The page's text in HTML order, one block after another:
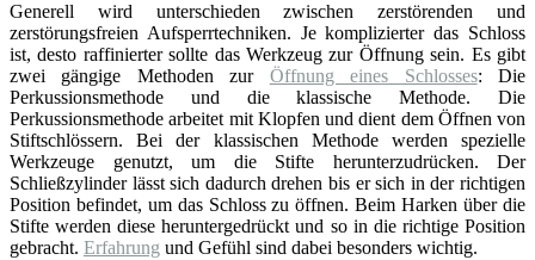
Generell wird unterschieden zwischen zerstörenden und
zerstörungsfreien Aufsperrtechniken. Je komplizierter das Schloss
ist, desto raffinierter sollte das Werkzeug zur Öffnung sein. Es gibt
zwei gängige Methoden zur Öffnung eines Schlosses: Die
Perkussionsmethode und die klassische Methode. Die
Perkussionsmethode arbeitet mit Klopfen und dient dem Öffnen von
Stiftschlössern. Bei der klassischen Methode werden spezielle
Werkzeuge genutzt, um die Stifte herunterzudrücken. Der
Schließzylinder lässt sich dadurch drehen bis er sich in der richtigen
Position befindet, um das Schloss zu öffnen. Beim Harken über die
Stifte werden diese heruntergedrückt und so in die richtige Position
gebracht. Erfahrung und Gefühl sind dabei besonders wichtig.